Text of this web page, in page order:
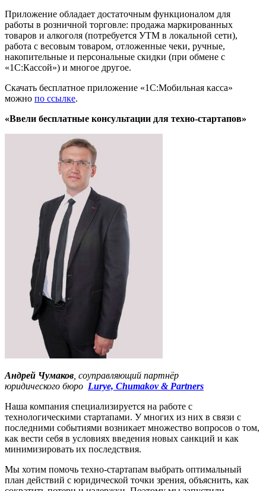
Приложение обладает достаточным функционалом для
работы в розничной торговле: продажа маркированных
товаров и алкоголя (потребуется УТМ в локальной сети),
работа с весовым товаром, отложенные чеки, ручные,
накопительные и персональные скидки (при обмене с
«1С:Кассой») и многое другое.
Скачать бесплатное приложение «1С:Мобильная касса»
можно по ссылке.
«Ввели бесплатные консультации для техно-стартапов»
Андрей Чумаков, соуправляющий партнёр
юридического бюро Lurye, Chumakov & Partners
Наша компания специализируется на работе с
технологическими стартапами. У многих из них в связи с
последними событиями возникает множество вопросов о том,
как вести себя в условиях введения новых санкций и как
минимизировать их последствия.
Мы хотим помочь техно-стартапам выбрать оптимальный
план действий с юридической точки зрения, объяснить, как